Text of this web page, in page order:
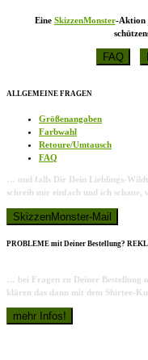
Eine SkizzenMonster-Aktion
ALLGEMEINE FRAGEN
Größenangaben
Farbwahl
Retoure/Umtausch
FAQ
… und falls Dir Dein Lieblings-
schreib mir einfach und ich schaue,
PROBLEME mit Deiner Bestellung?
… bei Fragen zu Deiner Bestellung
klären das dann mit dem Shirtee-